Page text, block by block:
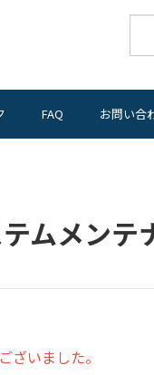
FAQ お問い合
ムメンテ
ざいました。